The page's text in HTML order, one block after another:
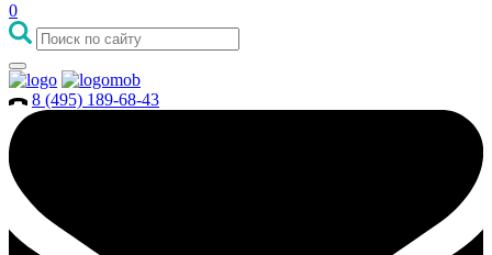
0
8 (495) 189-68-43